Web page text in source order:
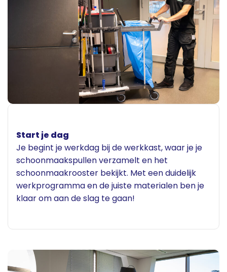
Start je dag
Je begint je werkdag bij de werkkast, waar je je
schoonmaakspullen verzamelt en het
schoonmaakrooster bekijkt. Met een duidelijk
werkprogramma en de juiste materialen ben je
klaar om aan de slag te gaan!